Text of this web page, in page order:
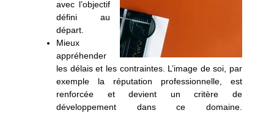
avec l’objectif
défini au
départ.
Mieux
appréhender
les délais et les contraintes. L’image de soi, par
exemple la réputation professionnelle, est
renforcée et devient un critère de
développement dans ce domaine.